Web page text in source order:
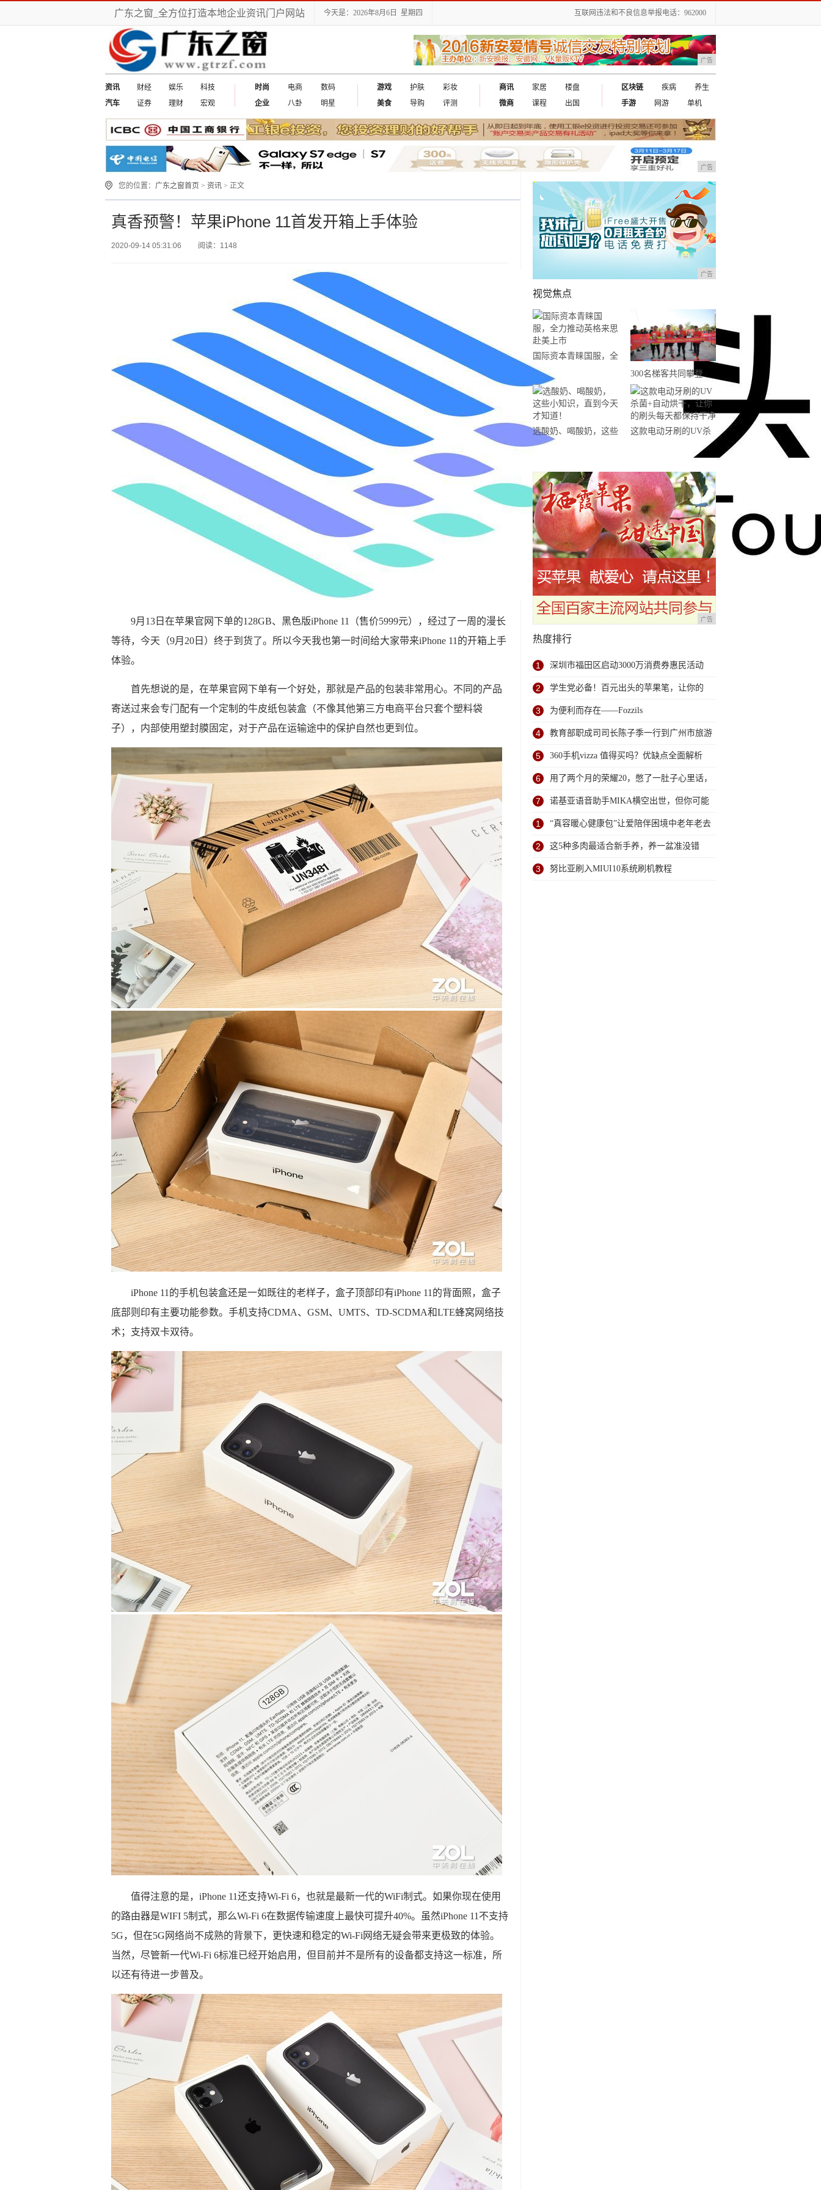
广东之窗_全方位打造本地企业资讯门户网站 今天是：2026年8月6日 星期四 互联网违法和不良信息举报电话：962000
广告
资讯 财经 娱乐
科技
汽车
证券 理财 宏观
时尚 电商
数码
企业
八卦 明星
游戏 护肤
彩妆
美食
导购 评测
商讯 家居
楼盘
微商
课程 出国
区块链 疾病
养生
手游
网游 单机
广告
您的位置： 广东之窗首页 > 资讯 > 正文
真香预警！苹果iPhone 11首发开箱上手体验
2020-09-14 05:31:06 阅读：1148
9月13日在苹果官网下单的128GB、黑色版iPhone 11（售价5999元），经过了一周的漫长
等待，今天（9月20日）终于到货了。所以今天我也第一时间给大家带来iPhone 11的开箱上手
体验。
首先想说的是，在苹果官网下单有一个好处，那就是产品的包装非常用心。不同的产品
寄送过来会专门配有一个定制的牛皮纸包装盒（不像其他第三方电商平台只套个塑料袋
子），内部使用塑封膜固定，对于产品在运输途中的保护自然也更到位。
iPhone 11的手机包装盒还是一如既往的老样子，盒子顶部印有iPhone 11的背面照，盒子
底部则印有主要功能参数。手机支持CDMA、GSM、UMTS、TD-SCDMA和LTE蜂窝网络技
术；支持双卡双待。
值得注意的是，iPhone 11还支持Wi-Fi 6，也就是最新一代的WiFi制式。如果你现在使用
的路由器是WIFI 5制式，那么Wi-Fi 6在数据传输速度上最快可提升40%。虽然iPhone 11不支持
5G，但在5G网络尚不成熟的背景下，更快速和稳定的Wi-Fi网络无疑会带来更极致的体验。
当然，尽管新一代Wi-Fi 6标准已经开始启用，但目前并不是所有的设备都支持这一标准，所
以还有待进一步普及。
广告
视觉焦点
国际资本青睐国服，全
力推动英格来思赴美上
市
300名梯客共同攀登
2019国际垂直马拉松超
级精英赛顺德海骏达中
心站欢乐开跑
选酸奶、喝酸奶，这些
小知识，直到今天才知
这款电动牙刷的UV杀
菌+自动烘干，让你的
广告
热度排行
1 深圳市福田区启动3000万消费券惠民活动
2 学生党必备！百元出头的苹果笔，让你的
iPad成为学习神器
3 为便利而存在——Fozzils
4 教育部职成司司长陈子季一行到广州市旅游
商务职业学校考察调研
5 360手机vizza 值得买吗？优缺点全面解析
6 用了两个月的荣耀20，憋了一肚子心里话，
今天终于一吐为快
7 诺基亚语音助手MIKA横空出世，但你可能
用不上！
1 “真容暖心健康包”让爱陪伴困境中老年老去
的时光
2 这5种多肉最适合新手养，养一盆准没错
3 努比亚刷入MIUI10系统刷机教程